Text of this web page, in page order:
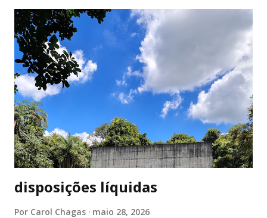
mesmo. De acordo com algumas teorias, os 7 monstrinhos
representariam a visão dos alemães sobre os judeus. Eles
eram vistos como monstros, possuíam o nariz bem grande,
e olha só que coincidência: No campo de concentração,
eram identificados por Números. Um dos personagens
usava um pijama listrado bem idêntico ao uniforme que os
judeus que eram presos tinham que usar, e eles também
moravam no sótão (local onde os judeus se escondiam).
Bob Esponja Para o ...
disposições líquidas
Por Carol Chagas maio 28, 2026